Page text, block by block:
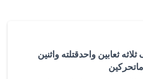
ثعابين واحدقتلته واثنين